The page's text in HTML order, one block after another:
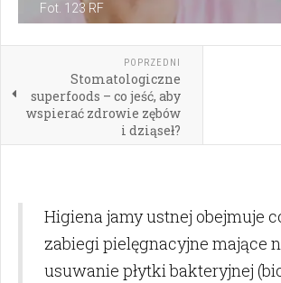
Fot. 123 RF
POPRZEDNI
Stomatologiczne
superfoods – co jeść, aby
wspierać zdrowie zębów
i dziąseł?
Higiena jamy ustnej obejmuje
zabiegi pielęgnacyjne mające
usuwanie płytki bakteryjnej